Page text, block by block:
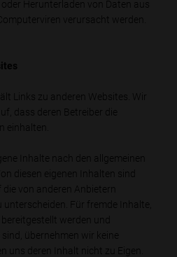
Herunterladen von Daten aus
verursacht werden.
Links zu anderen Websites. Wir
dass deren Betreiber die
einhalten.
Inhalte nach den allgemeinen
diesen eigenen Inhalten sind
die von anderen Anbietern
Für fremde Inhalte,
werden und
übernehmen wir keine
uns deren Inhalt nicht zu Eigen.